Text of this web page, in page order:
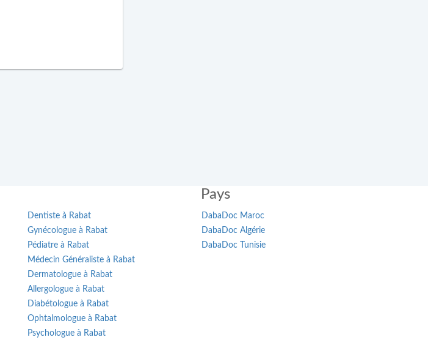
Dentiste à Rabat
Gynécologue à Rabat
Pédiatre à Rabat
Médecin Généraliste à Rabat
Dermatologue à Rabat
Allergologue à Rabat
Diabétologue à Rabat
Ophtalmologue à Rabat
Psychologue à Rabat
Pays
DabaDoc Maroc
DabaDoc Algérie
DabaDoc Tunisie